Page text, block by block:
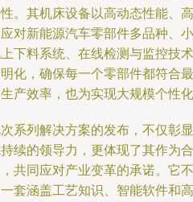
。其机床设备以高动态性能、
对新能源汽车零部件多品种、
下料系统、在线检测与监控技
化，确保每一个零部件都符合
产效率，也为实现大规模个性
系列解决方案的发布，不仅彰
续的领导力，更体现了其作为
共同应对产业变革的承诺。它
套涵盖工艺知识、智能软件和